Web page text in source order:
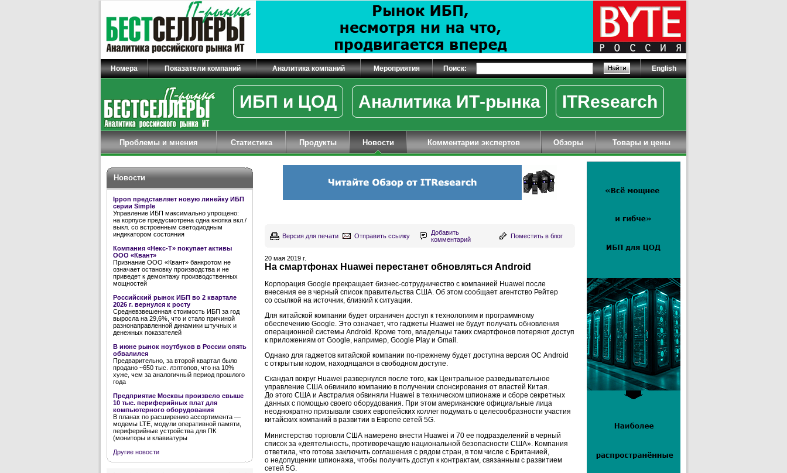
Номера Показатели компаний Аналитика компаний Мероприятия Поиск: English
ИБП и ЦОД Аналитика ИТ-рынка ITResearch
Проблемы и мнения Статистика Продукты Новости Комментарии экспертов Обзоры Товары и цены
Новости
Ippon представляет новую линейку ИБП
серии Simple
Управление ИБП максимально упрощено:
на корпусе предусмотрена одна кнопка вкл./
выкл. со встроенным светодиодным
индикатором состояния
Компания «Некс-Т» покупает активы
ООО «Квант»
Признание ООО «Квант» банкротом не
означает остановку производства и не
приведет к демонтажу производственных
мощностей
Российский рынок ИБП во 2 квартале
2026 г. вернулся к росту
Средневзвешенная стоимость ИБП за год
выросла на 29,6%, что и стало причиной
разнонаправленной динамики штучных и
денежных показателей
В июне рынок ноутбуков в России опять
обвалился
Предварительно, за второй квартал было
продано ~650 тыс. лэптопов, что на 10%
хуже, чем за аналогичный период прошлого
года
Предприятие Москвы произвело свыше
10 тыс. периферийных плат для
компьютерного оборудования
В планах по расширению ассортимента —
модемы LTE, модули оперативной памяти,
периферийные устройства для ПК
(мониторы и клавиатуры
Другие новости
Версия для печати Отправить ссылку
Добавить
комментарий
Поместить в блог
20 мая 2019 г.
На смартфонах Huawei перестанет обновляться Android
Корпорация Google прекращает бизнес-сотрудничество с компанией Huawei после
внесения ее в черный список правительства США. Об этом сообщает агентство Рейтер
со ссылкой на источник, близкий к ситуации.
Для китайской компании будет ограничен доступ к технологиям и программному
обеспечению Google. Это означает, что гаджеты Huawei не будут получать обновления
операционной системы Android. Кроме того, владельцы таких смартфонов потеряют доступ
к приложениям от Google, например, Google Play и Gmail.
Однако для гаджетов китайской компании по-прежнему будет доступна версия ОС Android
с открытым кодом, находящаяся в свободном доступе.
Скандал вокруг Huawei развернулся после того, как Центральное разведывательное
управление США обвинило компанию в получении спонсирования от властей Китая.
До этого США и Австралия обвиняли Huawei в техническом шпионаже и сборе секретных
данных с помощью своего оборудования. При этом американские официальные лица
неоднократно призывали своих европейских коллег подумать о целесообразности участия
китайских компаний в развитии в Европе сетей 5G.
Министерство торговли США намерено внести Huawei и 70 ее подразделений в черный
список за «деятельность, противоречащую национальной безопасности США». Компания
ответила, что готова заключить соглашения с рядом стран, в том числе с Британией,
о недопущении шпионажа, чтобы получить доступ к контрактам, связанным с развитием
сетей 5G.